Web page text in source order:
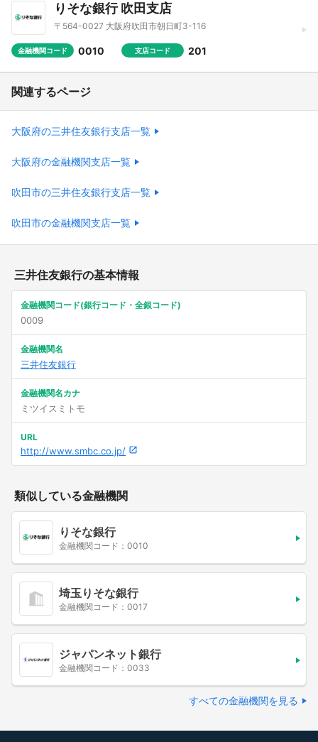
りそな銀行 吹田支店
〒564-0027 大阪府吹田市朝日町3-116
金融機関コード 0010 支店コード 201
関連するページ
大阪府の三井住友銀行支店一覧
大阪府の金融機関支店一覧
吹田市の三井住友銀行支店一覧
吹田市の金融機関支店一覧
三井住友銀行の基本情報
金融機関コード(銀行コード・全銀コード)
0009
金融機関名
三井住友銀行
金融機関名カナ
ミツイスミトモ
URL
http://www.smbc.co.jp/
類似している金融機関
りそな銀行
金融機関コード：0010
埼玉りそな銀行
金融機関コード：0017
ジャパンネット銀行
金融機関コード：0033
すべての金融機関を見る